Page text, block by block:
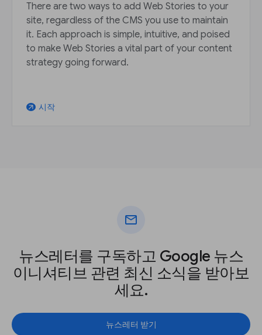
There are two ways to add Web Stories to your
site, regardless of the CMS you use to maintain
it. Each approach is simple, intuitive, and poised
to make Web Stories a vital part of your content
strategy going forward.
arrow_outward 시작
mail
뉴스레터를 구독하고 Google 뉴스
이니셔티브 관련 최신 소식을 받아보
세요.
뉴스레터 받기